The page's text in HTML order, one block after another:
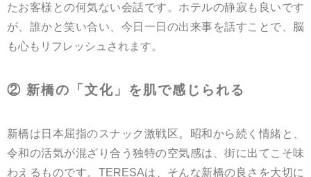
たお客様との何気ない会話です。ホテルの静寂も良いです
が、誰かと笑い合い、今日一日の出来事を話すことで、脳
も心もリフレッシュされます。
② 新橋の「文化」を肌で感じられる
新橋は日本屈指のスナック激戦区。昭和から続く情緒と、
令和の活気が混ざり合う独特の空気感は、街に出てこそ味
わえるものです。TERESAは、そんな新橋の良さを大切に